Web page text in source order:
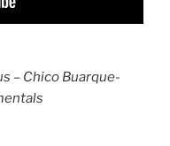
– Chico Buarque-